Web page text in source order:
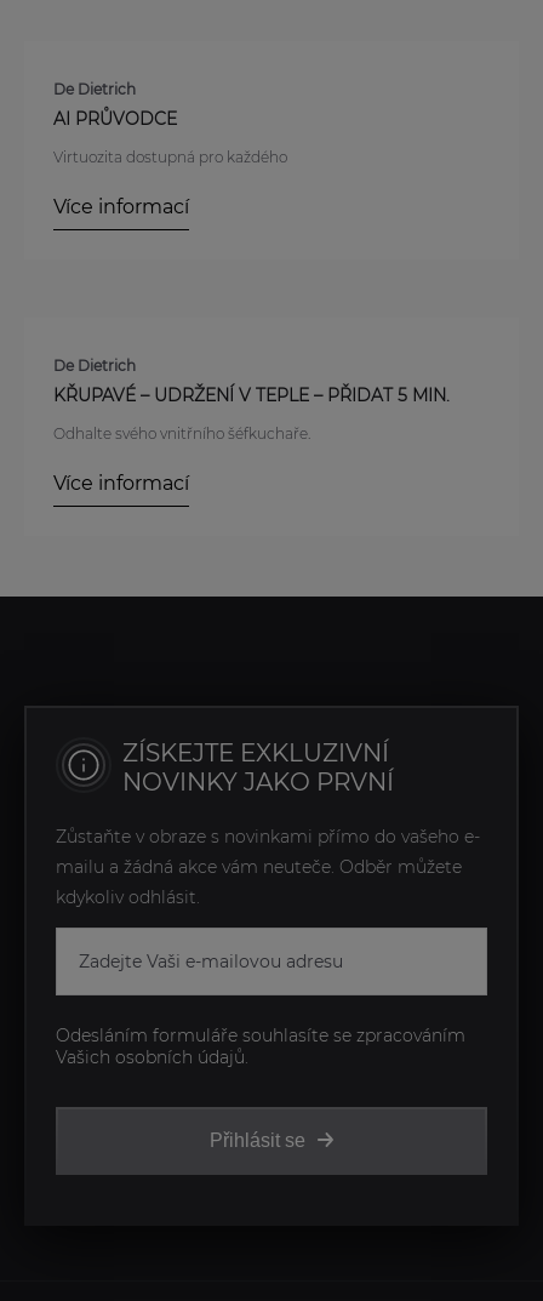
De Dietrich
AI PRŮVODCE
Virtuozita dostupná pro každého
Více informací
De Dietrich
KŘUPAVÉ – UDRŽENÍ V TEPLE – PŘIDAT 5 MIN.
Odhalte svého vnitřního šéfkuchaře.
Více informací
ZÍSKEJTE EXKLUZIVNÍ
NOVINKY JAKO PRVNÍ
Zůstaňte v obraze s novinkami přímo do vašeho e-
mailu a žádná akce vám neuteče. Odběr můžete
kdykoliv odhlásit.
Přihlásit se
Odesláním formuláře souhlasíte se zpracováním
Vašich osobních údajů.